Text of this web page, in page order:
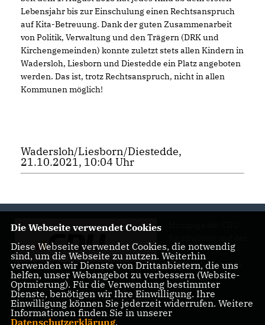
Lebensjahr bis zur Einschulung einen Rechtsanspruch
auf Kita-Betreuung. Dank der guten Zusammenarbeit
von Politik, Verwaltung und den Trägern (DRK und
Kirchengemeinden) konnte zuletzt stets allen Kindern in
Wadersloh, Liesborn und Diestedde ein Platz angeboten
werden. Das ist, trotz Rechtsanspruch, nicht in allen
Kommunen möglich!
Wadersloh/Liesborn/Diestedde,
21.10.2021, 10:04 Uhr
CDU-
Gemeindeverbands
Wadersloh
Die Webseite verwendet Cookies
Diese Webseite verwendet Cookies, die notwendig
sind, um die Webseite zu nutzen. Weiterhin
verwenden wir Dienste von Drittanbietern, die uns
helfen, unser Webangebot zu verbessern (Website-
Optmierung). Für die Verwendung bestimmter
Dienste, benötigen wir Ihre Einwilligung. Ihre
Einwilligung können Sie jederzeit widerrufen. Weitere
Informationen finden Sie in unserer
Datenschutzerklärung.